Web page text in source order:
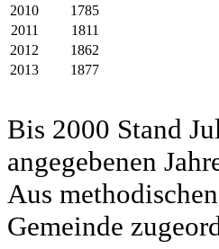
2010
1785
2011
1811
2012
1862
2013
1877
Bis 2000 Stand
angegebenen
Aus
Gemeinde